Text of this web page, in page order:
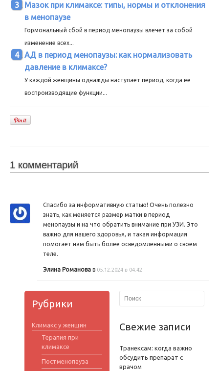
Мазок при климаксе: типы, нормы и отклонения
в менопаузе
Гормональный сбой в период менопаузы влечет за собой
изменение всех...
АД в период менопаузы: как нормализовать
давление в климаксе?
У каждой женщины однажды наступает период, когда ее
воспроизводящие функции...
1 комментарий
Спасибо за информативную статью! Очень полезно
знать, как меняется размер матки в период
менопаузы и на что обратить внимание при УЗИ. Это
важно для нашего здоровья, и такая информация
помогает нам быть более осведомленными о своем
теле.
Элина Романова в 05.12.2024 в 04:42
Рубрики
Климакс у женщин
Терапия при
климаксе
Постменопауза
Свежие записи
Транексам: когда важно
обсудить препарат с
врачом